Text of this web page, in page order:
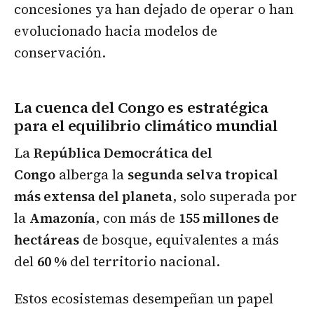
concesiones ya han dejado de operar o han
evolucionado hacia modelos de
conservación.
La cuenca del Congo es estratégica
para el equilibrio climático mundial
LaRepública Democrática del
Congo alberga la segunda selva tropical
más extensa del planeta, solo superada por
la Amazonía, con más de 155 millones de
hectáreas de bosque, equivalentes a más
del 60 % del territorio nacional.
Estos ecosistemas desempeñan un papel